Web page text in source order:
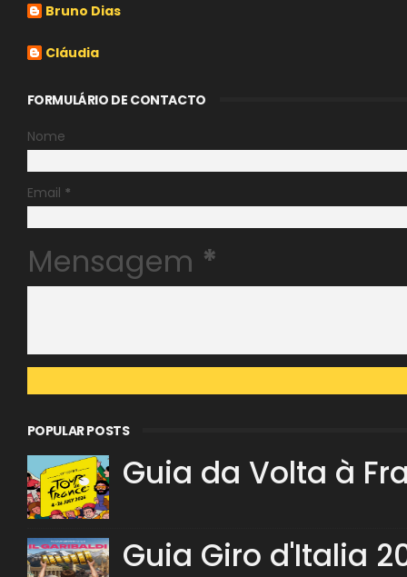
Bruno Dias
Cláudia
FORMULÁRIO DE CONTACTO
Nome
Email *
Mensagem *
POPULAR POSTS
Guia da Volta à
Guia Giro d'Italia